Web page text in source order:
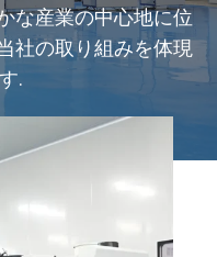
な産業の中心地に位
社の取り組みを体現
.